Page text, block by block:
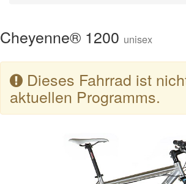
Cheyenne® 1200 unisex
Dieses Fahrrad ist
aktuellen Programms.